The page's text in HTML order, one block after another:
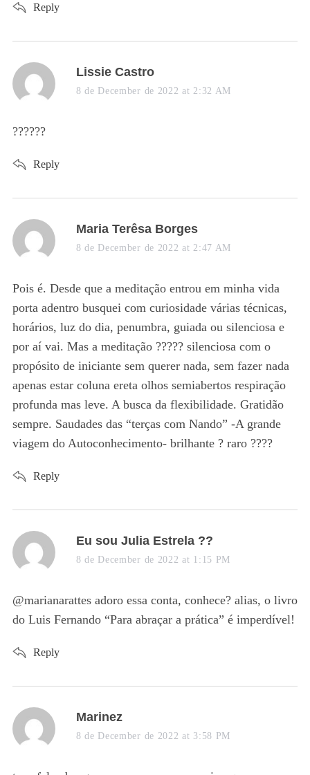
Reply
s
a
Lissie Castro
8 de December de 2022 at 2:32 AM
??????
Reply
s
a
s
:
Maria Terêsa Borges
8 de December de 2022 at 2:47 AM
Pois é. Desde que a meditação entrou em minha vida
porta adentro busquei com curiosidade várias técnicas,
horários, luz do dia, penumbra, guiada ou silenciosa e
por aí vai. Mas a meditação ????? silenciosa com o
propósito de iniciante sem querer nada, sem fazer nada
apenas estar coluna ereta olhos semiabertos respiração
profunda mas leve. A busca da flexibilidade. Gratidão
sempre. Saudades das “terças com Nando” -A grande
viagem do Autoconhecimento- brilhante ? raro ????
Reply
s
a
s
:
Eu sou Julia Estrela ??
8 de December de 2022 at 1:15 PM
@marianarattes adoro essa conta, conhece? alias, o livro
do Luis Fernando “Para abraçar a prática” é imperdível!
Reply
s
a
Marinez
8 de December de 2022 at 3:58 PM